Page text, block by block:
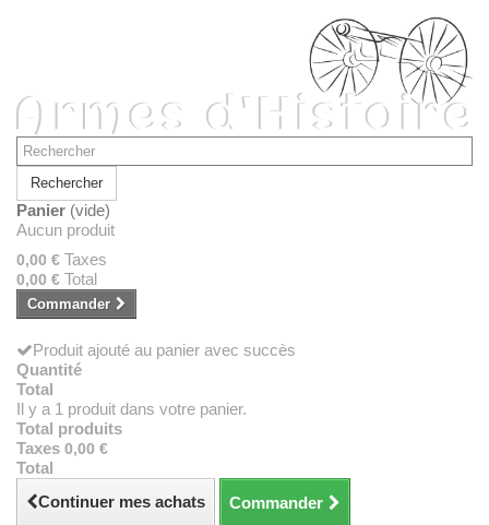
Rechercher
Panier (vide)
Aucun produit
0,00 € Taxes
0,00 € Total
Commander
Produit ajouté au panier avec succès
Quantité
Total
Il y a 1 produit dans votre panier.
Total produits
Taxes 0,00 €
Total
Continuer mes achats
Commander